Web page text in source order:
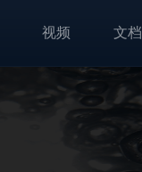
视频 文档